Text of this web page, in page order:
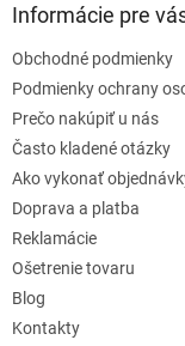
Informácie pre
Obchodné podmienky
Podmienky ochrany
Prečo nakúpiť u nás
Často kladené otázky
Ako vykonať
Doprava a platba
Reklamácie
Ošetrenie tovaru
Blog
Kontakty